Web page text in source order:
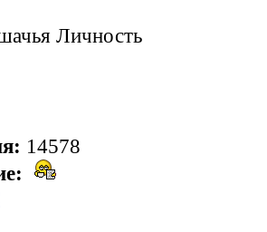
Личность
14578